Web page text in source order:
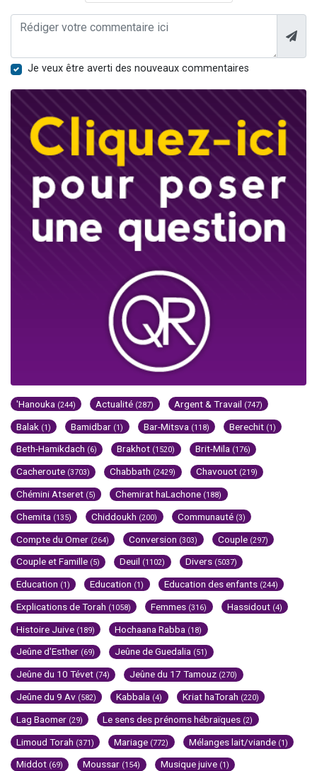
Je veux être averti des nouveaux commentaires
'Hanouka (244) Actualité (287) Argent & Travail (747)
Balak (1) Bamidbar (1) Bar-Mitsva (118) Berechit (1)
Beth-Hamikdach (6) Brakhot (1520) Brit-Mila (176)
Cacheroute (3703) Chabbath (2429) Chavouot (219)
Chémini Atseret (5) Chemirat haLachone (188)
Chemita (135) Chiddoukh (200) Communauté (3)
Compte du Omer (264) Conversion (303) Couple (297)
Couple et Famille (5) Deuil (1102) Divers (5037)
Education (1) Education (1) Education des enfants (244)
Explications de Torah (1058) Femmes (316) Hassidout (4)
Histoire Juive (189) Hochaana Rabba (18)
Jeûne d'Esther (69) Jeûne de Guedalia (51)
Jeûne du 10 Tévet (74) Jeûne du 17 Tamouz (270)
Jeûne du 9 Av (582) Kabbala (4) Kriat haTorah (220)
Lag Baomer (29) Le sens des prénoms hébraïques (2)
Limoud Torah (371) Mariage (772) Mélanges lait/viande (1)
Middot (69) Moussar (154) Musique juive (1)